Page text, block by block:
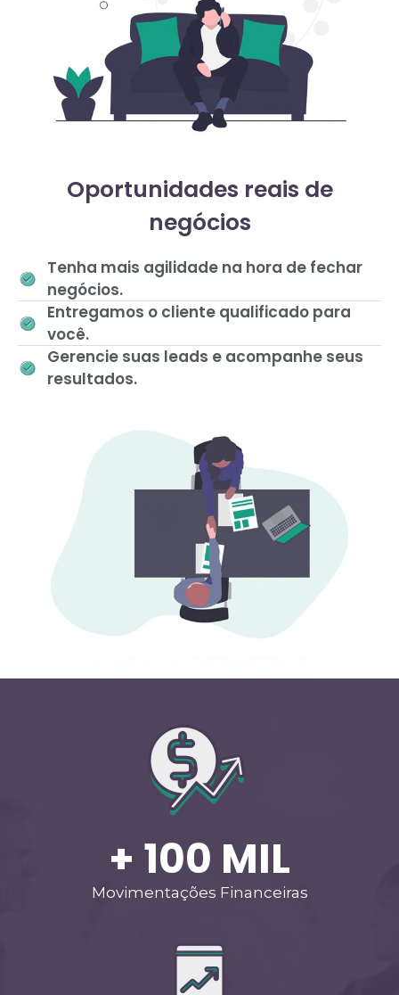
Oportunidades reais de
negócios
Tenha mais agilidade na hora de fechar
negócios.
Entregamos o cliente qualificado para
você.
Gerencie suas leads e acompanhe seus
resultados.
+ 100 MIL
Movimentações Financeiras